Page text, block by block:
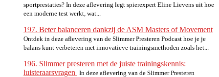
sportprestaties? In deze aflevering legt spierexpert Eline Lievens uit hoe
een moderne test werkt, wat...
197. Beter balanceren dankzij de ASM Masters of Movement
Ontdek in deze aflevering van de Slimmer Presteren Podcast hoe je je
balans kunt verbeteren met innovatieve trainingsmethoden zoals het...
196. Slimmer presteren met de juiste trainingskennis:
luisteraarsvragen In deze aflevering van de Slimmer Presteren